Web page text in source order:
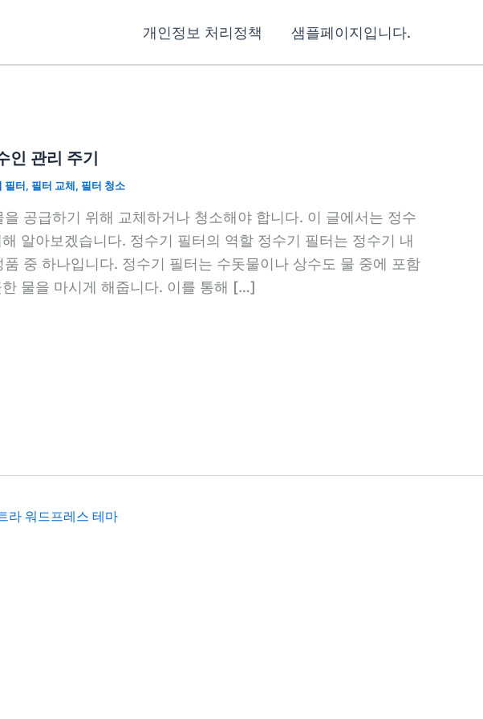
개인정보 처리정책 샘플페이지입니다.
인 관리 주기
필터, 필터 교체, 필터 청소
공급하기 위해 교체하거나 청소해야 합니다. 이 글에서는 정수
알아보겠습니다. 정수기 필터의 역할 정수기 필터는 정수기 내
중 하나입니다. 정수기 필터는 수돗물이나 상수도 물 중에 포함
물을 마시게 해줍니다. 이를 통해 […]
라 워드프레스 테마